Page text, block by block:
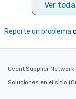
Ver
Reporte un problema
Cvent Supplier Network
Soluciones en el sitio